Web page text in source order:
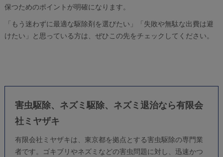
保つためのポイントが明確になります。
「もう迷わずに最適な駆除剤を選びたい」「失敗や無駄な出費は避
けたい」と思っている方は、ぜひこの先をチェックしてください。
害虫駆除、ネズミ駆除、ネズミ退治なら有限会
社ミヤザキ
有限会社ミヤザキは、東京都を拠点とする害虫駆除の専門業
者です。ゴキブリやネズミなどの害虫問題に対し、迅速かつ